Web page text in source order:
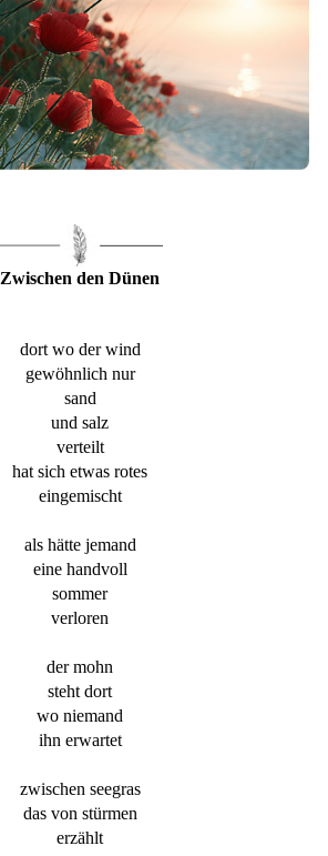
Zwischen den Dünen
dort wo der wind
gewöhnlich nur
sand
und salz
verteilt
hat sich etwas rotes
eingemischt
als hätte jemand
eine handvoll
sommer
verloren
der mohn
steht dort
wo niemand
ihn erwartet
zwischen seegras
das von stürmen
erzählt